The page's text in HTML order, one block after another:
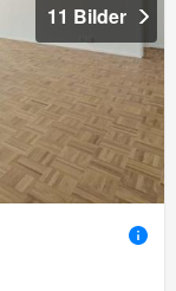
11 Bilder